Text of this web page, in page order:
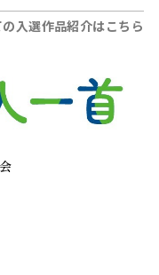
入選作品紹介はこちら